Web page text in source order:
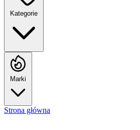
Kategorie
Marki
Strona główna